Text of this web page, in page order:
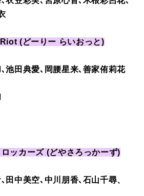
(どーりー らいおっと)
池田典愛､岡腰星来､善家侑莉花
ッカーズ (どやさろっかーず)
田中美空､中川朋香､石山千尋、